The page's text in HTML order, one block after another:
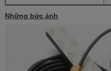
Những bức ảnh